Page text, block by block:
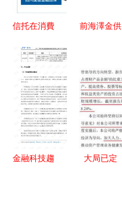
信托在消費
突破路徑與
作為之道
前海澤金供
企業量身定
制金融賦能
與智慧外包
新范式
金融科技趨
大局已定